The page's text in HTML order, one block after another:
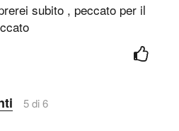
subito , peccato per il
5 di 6